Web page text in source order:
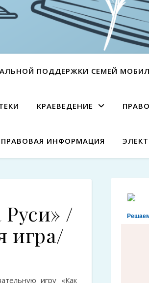
ПОДДЕРЖКИ СЕМЕЙ
КРАЕВЕДЕНИЕ
ПРАВОВАЯ ИНФОРМАЦИЯ
/
игра/
игру «Как